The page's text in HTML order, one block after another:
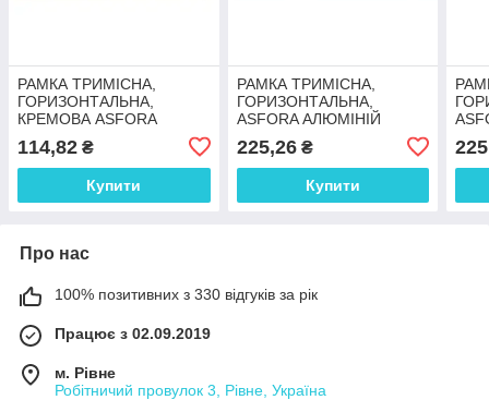
РАМКА ТРИМІСНА,
ГОРИЗОНТАЛЬНА,
КРЕМОВА ASFORA
114,82 ₴
Купити
РАМКА ТРИМІСНА,
ГОРИЗОНТАЛЬНА,
ASFORA АЛЮМІНІЙ
225,26₴
Купити
Про нас
100% позитивних з 330 відгуків за рік
Працює з 02.09.2019
м. Рівне
Робітничий провулок 3, Рівне, Україна